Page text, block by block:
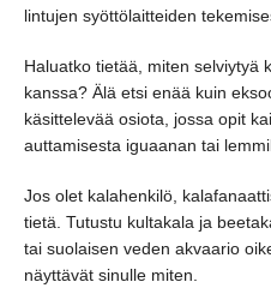
lintujen syöttölaitteiden
Haluatko tietää, miten selviytyä
kanssa? Älä etsi enää kuin
käsittelevää osiota, jossa opit
auttamisesta iguaanan tai
Jos olet kalahenkilö,
tietä. Tutustu kultakala ja
tai suolaisen veden akvaario
näyttävät sinulle miten.